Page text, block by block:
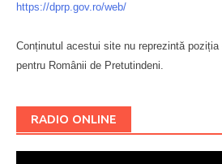
https://dprp.gov.ro/web/
Conținutul acestui site nu reprezintă
pentru Românii de Pretutindeni.
RADIO ONLINE